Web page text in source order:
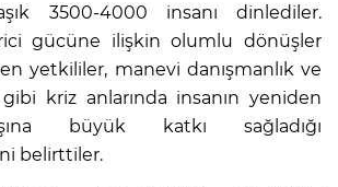
3500-4000 insanı dinlediler.
gücüne ilişkin olumlu dönüşler
yetkililer, manevi danışmanlık ve
kriz anlarında insanın yeniden
büyük katkı sağladığı
belirttiler.